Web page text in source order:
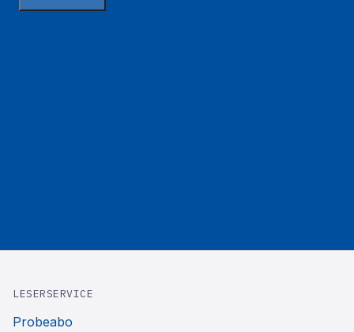
LESERSERVICE
Probeabo